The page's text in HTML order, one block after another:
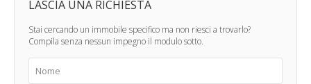
LASCIA UNA RICHIESTA
Stai cercando un immobile specifico ma non riesci a trovarlo?
Compila senza nessun impegno il modulo sotto.